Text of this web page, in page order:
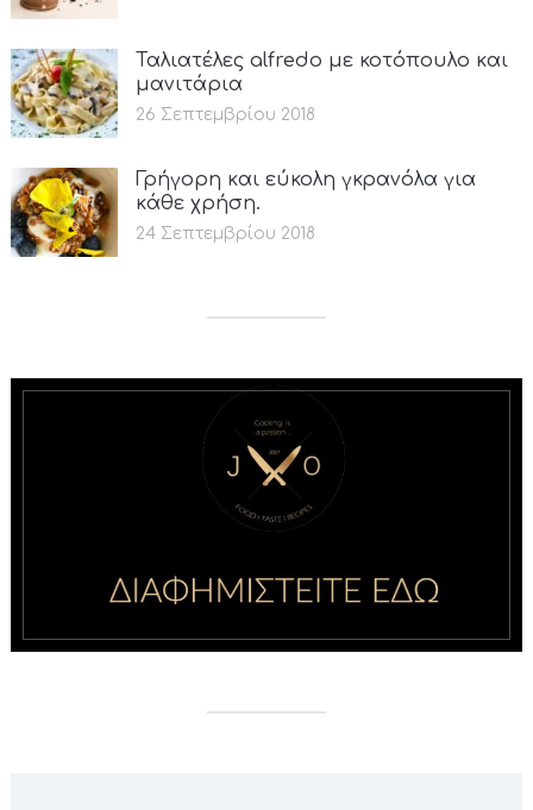
Ταλιατέλες alfredo με κοτόπουλο και
μανιτάρια
26 Σεπτεμβρίου 2018
Γρήγορη και εύκολη γκρανόλα για
κάθε χρήση.
24 Σεπτεμβρίου 2018